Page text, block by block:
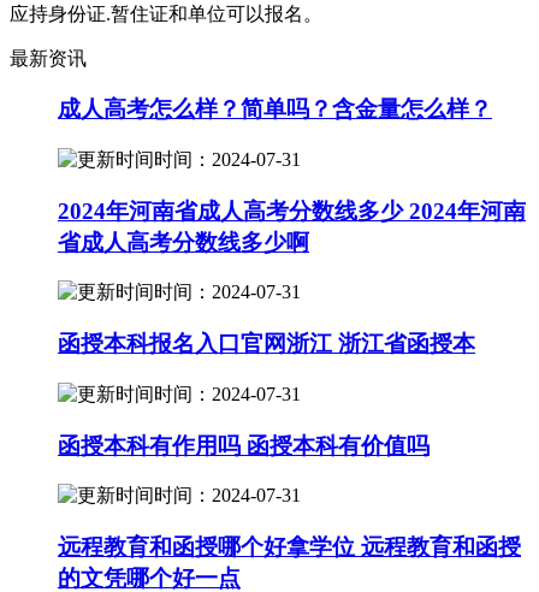
应持身份证.暂住证和单位可以报名。
最新资讯
成人高考怎么样？简单吗？含金量怎么样？
时间：2024-07-31
2024年河南省成人高考分数线多少 2024年河南
省成人高考分数线多少啊
时间：2024-07-31
函授本科报名入口官网浙江 浙江省函授本
时间：2024-07-31
函授本科有作用吗 函授本科有价值吗
时间：2024-07-31
远程教育和函授哪个好拿学位 远程教育和函授
的文凭哪个好一点